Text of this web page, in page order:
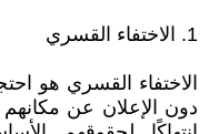
1. الاختفاء القسري
الاختفاء القسري هو
دون الإعلان عن